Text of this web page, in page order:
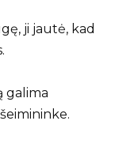
ji jautė, kad
galima